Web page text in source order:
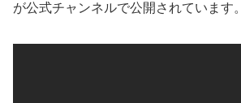
が公式チャンネルで公開されています。